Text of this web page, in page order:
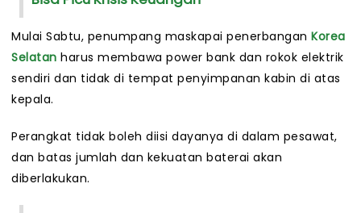
Mulai Sabtu, penumpang maskapai penerbangan Korea
Selatan harus membawa power bank dan rokok elektrik
sendiri dan tidak di tempat penyimpanan kabin di atas
kepala.
Perangkat tidak boleh diisi dayanya di dalam pesawat,
dan batas jumlah dan kekuatan baterai akan
diberlakukan.